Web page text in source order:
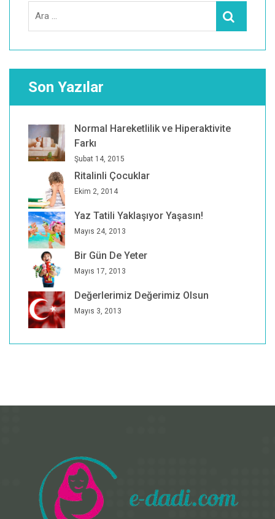
Ara
Son Yazılar
Normal Hareketlilik ve Hiperaktivite
Farkı
Şubat 14, 2015
Ritalinli Çocuklar
Ekim 2, 2014
Yaz Tatili Yaklaşıyor Yaşasın!
Mayıs 24, 2013
Bir Gün De Yeter
Mayıs 17, 2013
Değerlerimiz Değerimiz Olsun
Mayıs 3, 2013